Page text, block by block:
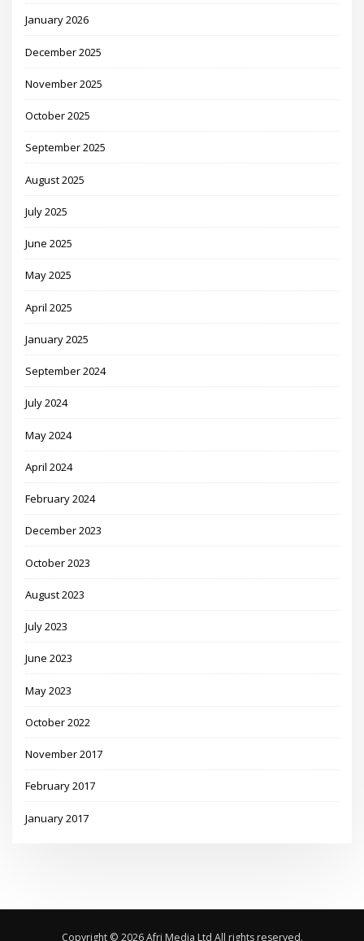
January 2026
December 2025
November 2025
October 2025
September 2025
August 2025
July 2025
June 2025
May 2025
April 2025
January 2025
September 2024
July 2024
May 2024
April 2024
February 2024
December 2023
October 2023
August 2023
July 2023
June 2023
May 2023
October 2022
November 2017
February 2017
January 2017
Copyright © 2026 Afri Media Ltd All rights reserved.